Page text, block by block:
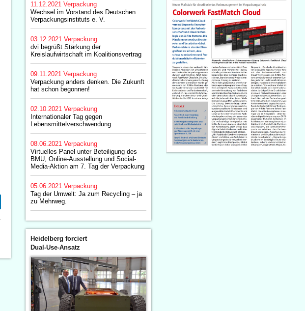
11.12.2021 Verpackung
Wechsel im Vorstand des Deutschen
Verpackungsinstituts e. V.
03.12.2021 Verpackung
dvi begrüßt Stärkung der
Kreislaufwirtschaft im Koalitionsvertrag
09.11.2021 Verpackung
Verpackung anders denken. Die Zukunft
hat schon begonnen!
02.10.2021 Verpackung
Internationaler Tag gegen
Lebensmittelverschwendung
08.06.2021 Verpackung
Virtuelles Panel unter Beteiligung des
BMU, Online-Ausstellung und Social-
Media-Aktion am 7. Tag der Verpackung
05.06.2021 Verpackung
Tag der Umwelt: Ja zum Recycling – ja
zu Mehrweg.
Heidelberg forciert
Dual-Use-Ansatz